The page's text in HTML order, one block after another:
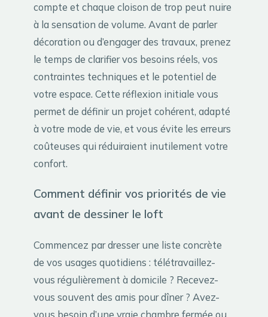
compte et chaque cloison de trop peut nuire
à la sensation de volume. Avant de parler
décoration ou d’engager des travaux, prenez
le temps de clarifier vos besoins réels, vos
contraintes techniques et le potentiel de
votre espace. Cette réflexion initiale vous
permet de définir un projet cohérent, adapté
à votre mode de vie, et vous évite les erreurs
coûteuses qui réduiraient inutilement votre
confort.
Comment définir vos priorités de vie
avant de dessiner le loft
Commencez par dresser une liste concrète
de vos usages quotidiens : télétravaillez-
vous régulièrement à domicile ? Recevez-
vous souvent des amis pour dîner ? Avez-